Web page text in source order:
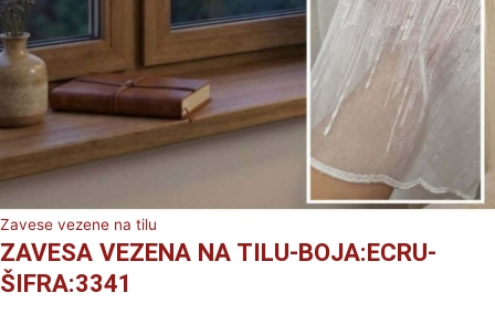
Zavese vezene na tilu
ZAVESA VEZENA NA TILU-BOJA:ECRU-
ŠIFRA:3341